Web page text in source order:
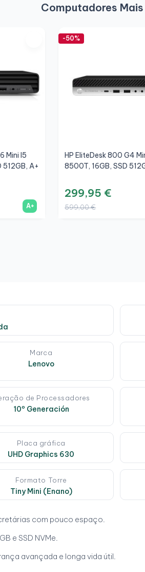
Computadores
Mini I5
512GB, A+
A+
-50%
HP EliteDesk 800 G4
8500T, 16GB, SSD
299,95 €
599,00 €
Marca
Lenovo
de Processadores
10º Generación
Placa gráfica
UHD Graphics 630
Formato Torre
Tiny Mini (Enano)
com pouco espaço.
e SSD NVMe.
avançada e longa vida útil.